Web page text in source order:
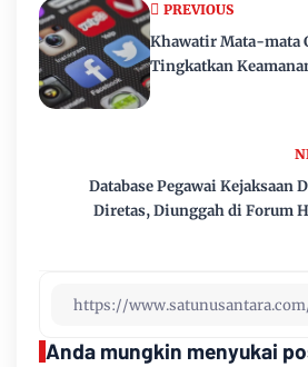
Database Pegawai Kejaksaan
Diretas, Diunggah di Forum
PREVIOUS
Khawatir Mata-mata
Tingkatkan
Anda mungkin menyukai